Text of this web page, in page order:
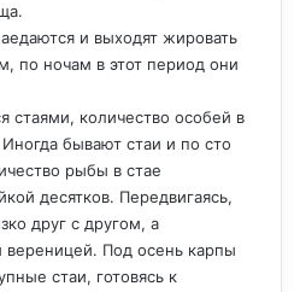
и выходят жировать
по ночам в этот период они
стаями, количество особей в
бывают стаи и по сто
рыбы в стае
десятков. Передвигаясь,
друг с другом, а
вереницей. Под осень карпы
стаи, готовясь к